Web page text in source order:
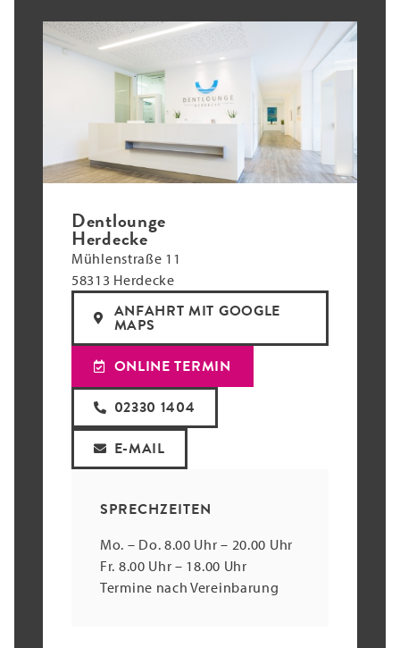
Dentlounge
Herdecke
Mühlenstraße 11
58313 Herdecke
ANFAHRT MIT GOOGLE
MAPS
ONLINE TERMIN
02330 1404
E-MAIL
SPRECHZEITEN
Mo. – Do. 8.00 Uhr – 20.00 Uhr
Fr. 8.00 Uhr – 18.00 Uhr
Termine nach Vereinbarung